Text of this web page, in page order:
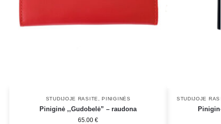
STUDIJOJE RASITE ,PINIGINĖS
Piniginė ,,Gudobelė” – raudona
65.00€
STUDIJOJE